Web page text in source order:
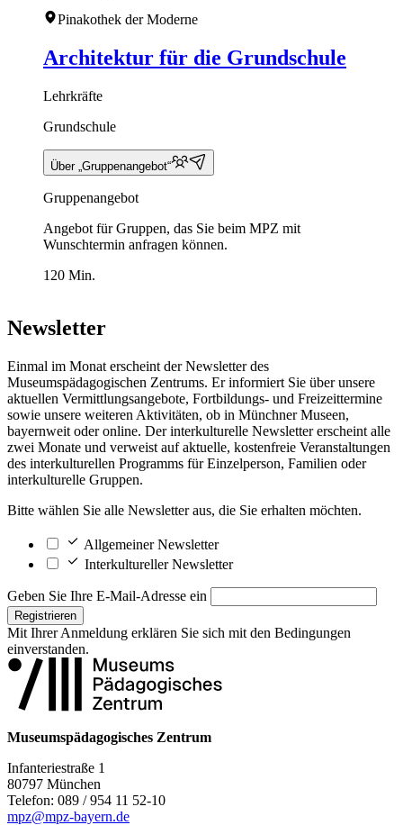
Pinakothek der Moderne
Architektur für die Grundschule
Lehrkräfte
Grundschule
Über „Gruppenangebot“
Gruppenangebot
Angebot für Gruppen, das Sie beim MPZ mit
Wunschtermin anfragen können.
120 Min.
Newsletter
Einmal im Monat erscheint der Newsletter des
Museumspädagogischen Zentrums. Er informiert Sie über unsere
aktuellen Vermittlungsangebote, Fortbildungs- und Freizeittermine
sowie unsere weiteren Aktivitäten, ob in Münchner Museen,
bayernweit oder online. Der interkulturelle Newsletter erscheint alle
zwei Monate und verweist auf aktuelle, kostenfreie Veranstaltungen
des interkulturellen Programms für Einzelperson, Familien oder
interkulturelle Gruppen.
Bitte wählen Sie alle Newsletter aus, die Sie erhalten möchten.
Allgemeiner Newsletter
Interkultureller Newsletter
Geben Sie Ihre E-Mail-Adresse ein
Registrieren
Mit Ihrer Anmeldung erklären Sie sich mit den Bedingungen
einverstanden.
Museumspädagogisches Zentrum
Infanteriestraße 1
80797 München
Telefon: 089 / 954 11 52-10
mpz@mpz-bayern.de